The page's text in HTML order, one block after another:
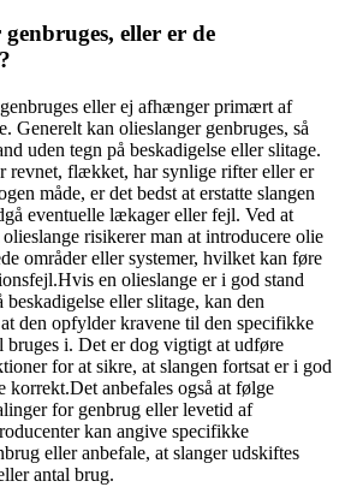
eller er de
eller ej afhænger primært af
Generelt kan olieslanger genbruges, så
uden tegn på beskadigelse eller slitage.
revnet, flækket, har synlige rifter eller er
måde, er det bedst at erstatte slangen
eventuelle lækager eller fejl. Ved at
risikerer man at introducere olie
områder eller systemer, hvilket kan føre
en olieslange er i god stand
eller slitage, kan den
den opfylder kravene til den specifikke
bruges i. Det er dog vigtigt at udføre
for at sikre, at slangen fortsat er i god
korrekt.Det anbefales også at følge
for genbrug eller levetid af
kan angive specifikke
eller anbefale, at slanger udskiftes
antal brug.